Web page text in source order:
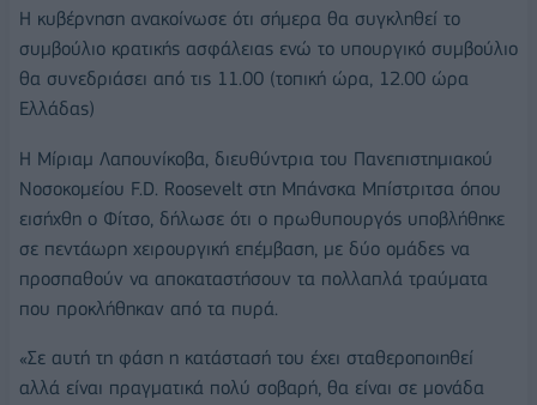
Η κυβέρνηση ανακοίνωσε ότι σήμερα θα συγκληθεί το
συμβούλιο κρατικής ασφάλειας ενώ το υπουργικό συμβούλιο
θα συνεδριάσει από τις 11.00 (τοπική ώρα, 12.00 ώρα
Ελλάδας)
Η Μίριαμ Λαπουνίκοβα, διευθύντρια του Πανεπιστημιακού
Νοσοκομείου F.D. Roosevelt στη Μπάνσκα Μπίστριτσα όπου
εισήχθη ο Φίτσο, δήλωσε ότι ο πρωθυπουργός υποβλήθηκε
σε πεντάωρη χειρουργική επέμβαση, με δύο ομάδες να
προσπαθούν να αποκαταστήσουν τα πολλαπλά τραύματα
που προκλήθηκαν από τα πυρά.
«Σε αυτή τη φάση η κατάστασή του έχει σταθεροποιηθεί
αλλά είναι πραγματικά πολύ σοβαρή, θα είναι σε μονάδα